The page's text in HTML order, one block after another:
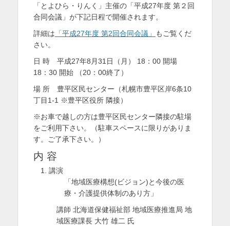
者
「とよひら・りんく」主催の「平成27年度 第２回
合同会議」が下記日程で開催されます。
詳細は 「平成27年度 第2回合同会議」
もご覧くだ
さい。
日 時 平成27年8月31日（月） 18：00 開場
18：30 開始 （20：00終了）
場 所 豊平区民センター（札幌市豊平区岸6条10
丁目1-1 ※豊平区役所 隣接）
※お車で越しの方は豊平区民センター隣接の駐場
をご利用下さい。（駐車スペースに限りがありま
す。ご了承下さい。）
内 容
講演
「地域医療構想(ビジョン)と今後の医
療・介護提供体制のあり方」
講師 北海道保健福祉部 地域医療推進局 地
域医療課長 大竹 雄二 氏